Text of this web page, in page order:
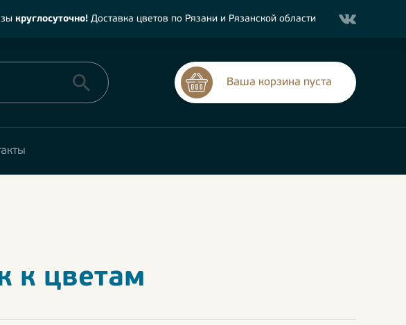
круглосуточно! Доставка цветов по Рязани и Рязанской области
Ваша корзина пуста
к цветам